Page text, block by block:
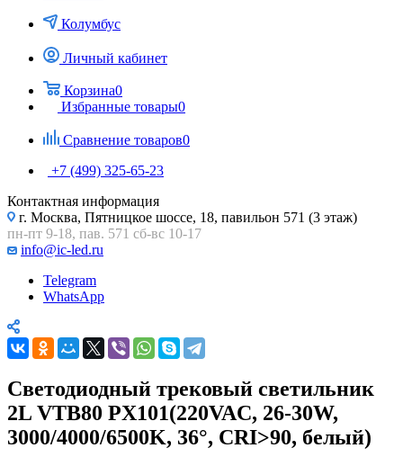
Колумбус
Личный кабинет
Корзина0
Избранные товары0
Сравнение товаров0
+7 (499) 325-65-23
Контактная информация
г. Москва, Пятницкое шоссе, 18, павильон 571 (3 этаж)
пн-пт 9-18, пав. 571 сб-вс 10-17
info@ic-led.ru
Telegram
WhatsApp
Светодиодный трековый светильник
2L VTB80 PX101(220VAC, 26-30W,
3000/4000/6500K, 36°, CRI>90, белый)